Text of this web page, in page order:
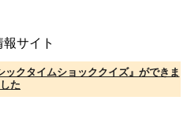
サイト
クタイムショッククイズ』ができま
した